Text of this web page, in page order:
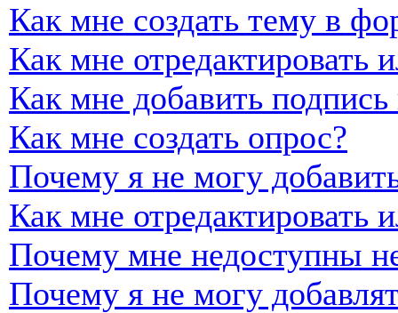
Как мне создать тему в
Как мне отредактировать
Как мне добавить
Как мне создать опрос?
Почему я не могу
Как мне отредактировать
Почему мне недоступны
Почему я не могу